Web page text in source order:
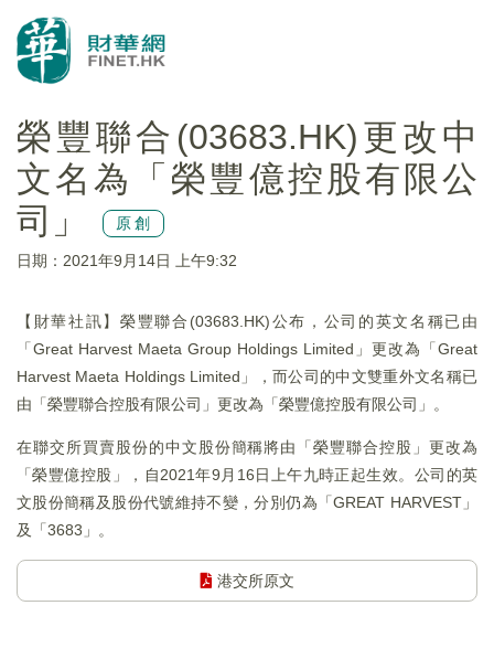
榮豐聯合(03683.HK)更改中
文名為「榮豐億控股有限公
司」
原創
日期：2021年9月14日 上午9:32
【財華社訊】榮豐聯合(03683.HK)公布，公司的英文名稱已由
「Great Harvest Maeta Group Holdings Limited」更改為「Great
Harvest Maeta Holdings Limited」，而公司的中文雙重外文名稱已
由「榮豐聯合控股有限公司」更改為「榮豐億控股有限公司」。
在聯交所買賣股份的中文股份簡稱將由「榮豐聯合控股」更改為
「榮豐億控股」，自2021年9月16日上午九時正起生效。公司的英
文股份簡稱及股份代號維持不變，分別仍為「GREAT HARVEST」
及「3683」。
港交所原文